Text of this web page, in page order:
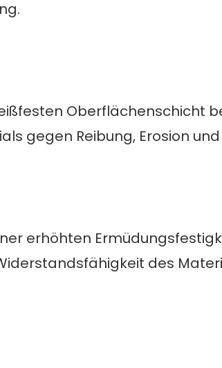
Oberflächenschicht
gegen Reibung, Erosion
erhöhten
des